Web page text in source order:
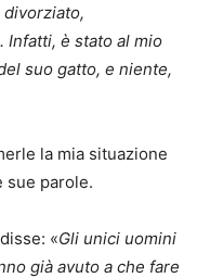
divorziato,
Infatti, è stato al mio
suo gatto, e niente,
la mia situazione
sue parole.
«Gli unici uomini
già avuto a che fare